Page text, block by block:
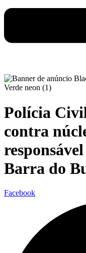
Polícia
contra
Barra do
Facebook